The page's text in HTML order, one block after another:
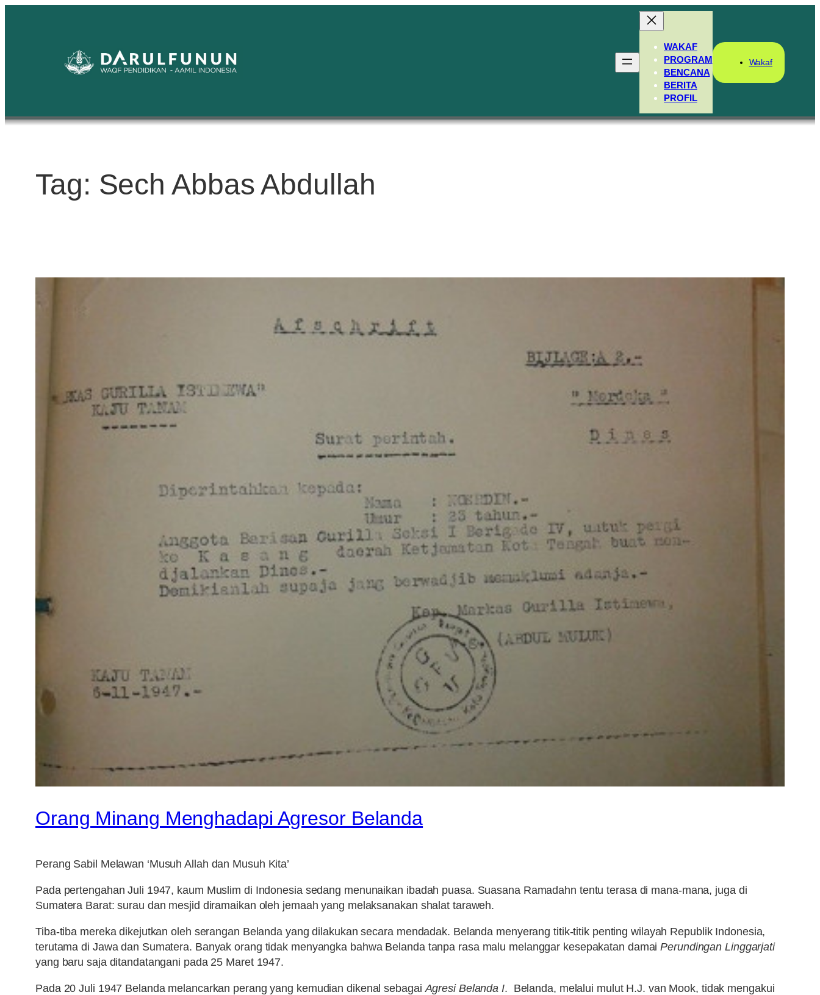
WAKAF
PROGRAM
BENCANA
BERITA
PROFIL
Wakaf
Tag: Sech Abbas Abdullah
Orang Minang Menghadapi Agresor Belanda
Perang Sabil Melawan ‘Musuh Allah dan Musuh Kita’
Pada pertengahan Juli 1947, kaum Muslim di Indonesia sedang menunaikan ibadah puasa. Suasana Ramadahn tentu terasa di mana-mana, juga di
Sumatera Barat: surau dan mesjid diramaikan oleh jemaah yang melaksanakan shalat taraweh.
Tiba-tiba mereka dikejutkan oleh serangan Belanda yang dilakukan secara mendadak. Belanda menyerang titik-titik penting wilayah Republik Indonesia,
terutama di Jawa dan Sumatera. Banyak orang tidak menyangka bahwa Belanda tanpa rasa malu melanggar kesepakatan damaiPerundingan Linggarjati
yang baru saja ditandatangani pada 25 Maret 1947.
Pada 20 Juli 1947 Belanda melancarkan perang yang kemudian dikenal sebagai Agresi Belanda I. Belanda, melalui mulut H.J. van Mook, tidak mengakui